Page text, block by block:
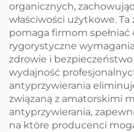
organicznych,
właściwości użytkowe.
pomaga firmom spełniać
rygorystyczne
zdrowie i
wydajność
antyprzywierania
związaną z amatorskimi
antyprzywierania,
na które producenci